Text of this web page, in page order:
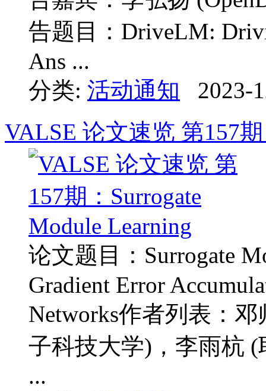
告题目：DriveLM:
Ans ...
分类: 活动通知
2023-
VALSE 论文速览 第157
论文题目：Surrogate
Gradient Error
Networks作者列表：
子科技大学)，李雨杭
...